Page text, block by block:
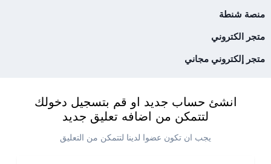
منصة شنطة
متجر الكتروني
متجر إلكتروني مجاني
انشئ حساب جديد او قم بتسجيل دخولك
لتتمكن من اضافه تعليق جديد
يجب ان تكون عضوا لدينا لتتمكن من التعليق